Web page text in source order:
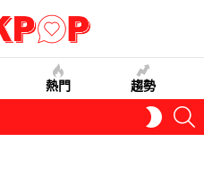
熱門 趨勢
SKIN